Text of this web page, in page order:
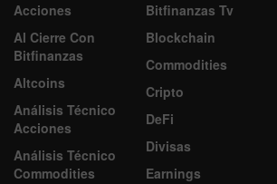
Acciones
Al Cierre Con
Bitfinanzas
Altcoins
Análisis Técnico
Acciones
Análisis Técnico
Commodities
Bitfinanzas Tv
Blockchain
Commodities
Cripto
DeFi
Divisas
Earnings